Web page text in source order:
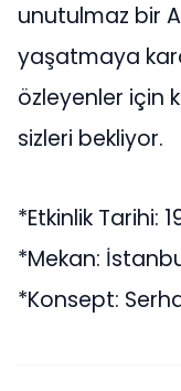
unutulmaz bir
yaşatmaya
özleyenler için
sizleri bekliyor.
*Etkinlik Tarihi:
*Mekan:
*Konsept: